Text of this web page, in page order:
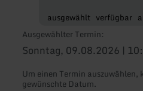
ausgewählt verfügbar
Ausgewählter Termin:
Sonntag, 09.08.2026 |
Um einen Termin
gewünschte Datum.